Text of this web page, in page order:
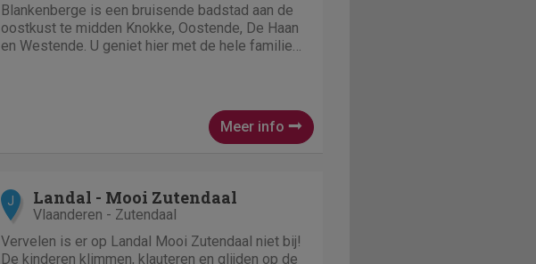
Meer info
Blankenberge is een bruisende badstad aan de
oostkust te midden Knokke, Oostende, De Haan
en Westende. U geniet hier met de hele familie
J Landal - Mooi Zutendaal
Vlaanderen - Zutendaal
Vervelen is er op Landal Mooi Zutendaal niet bij!
De kinderen klimmen, klauteren en glijden op de